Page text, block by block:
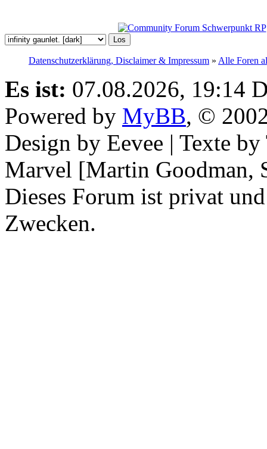
Datenschutzerklärung, Disclaimer & Impressum » Alle Foren
Es ist: 07.08.2026, 19:14
Powered by MyBB, ©
Design by Eevee | Texte
Marvel [Martin Goodman,
Dieses Forum ist privat
Zwecken.